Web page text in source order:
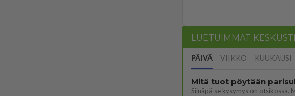
LUETUIMMAT
PÄIVÄ VIIKKO KUUKAUSI
Mitä tuot pöytään